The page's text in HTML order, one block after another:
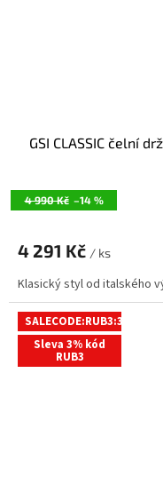
4 990 Kč –14 %
GSI CLASSIC čelní
4 291 Kč / ks
Klasický styl od italského
SALECODE:RUB3:3:%
Sleva 3% kód
RUB3